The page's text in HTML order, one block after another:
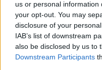
us or personal
your opt-out. You may
disclosure of your
IAB’s list of downstream
also be disclosed by us to
Downstream Participants
Bocchi,
coppia
Francesco Totti e